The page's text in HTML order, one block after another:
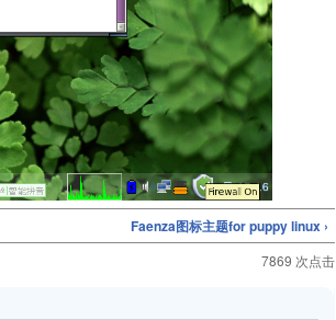
Faenza图标主题for puppy linux ›
7869 次点击